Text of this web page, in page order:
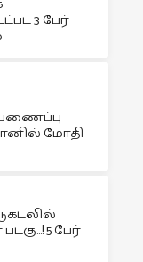
3 பேர்
மோதி
5 பேர்